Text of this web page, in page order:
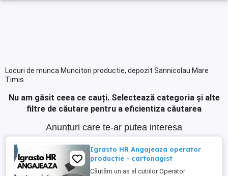
Locuri de munca Muncitori productie, depozit Sannicolau Mare
Timis
Nu am găsit ceea ce cauți. Selectează categoria și alte
filtre de căutare pentru a eficientiza căutarea
Anunțuri care te-ar putea interesa
Igrasto HR Angajeaza operator
productie - cartonagist
Căutăm un as al cutiilor Operator